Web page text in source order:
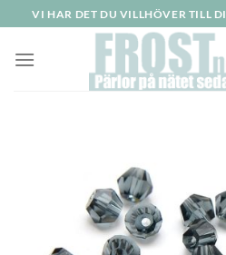
to
content
VI HAR DET DU VILLHÖVER TILL